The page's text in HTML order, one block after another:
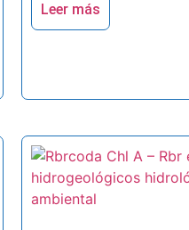
Leer más